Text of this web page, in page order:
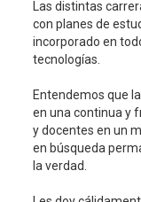
Las distintas
con planes de
incorporado en
tecnologías.
Entendemos que
en una continua y
y docentes en un
en búsqueda
la verdad.